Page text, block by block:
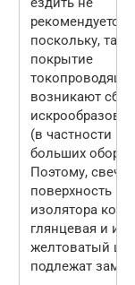
рекомендуется,
поскольку, так
покрытие
возникают сбои
(в частности на
больших
Поэтому, свечи,
поверхность
изолятора
глянцевая и
желтоватый
подлежат